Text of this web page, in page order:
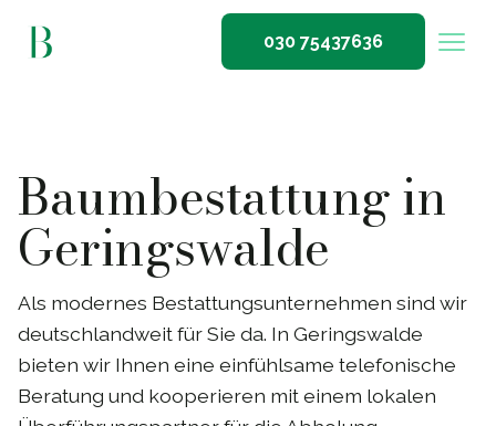
030 75437636
Baumbestattung in
Geringswalde
Als modernes Bestattungsunternehmen sind wir
deutschlandweit für Sie da. In Geringswalde
bieten wir Ihnen eine einfühlsame telefonische
Beratung und kooperieren mit einem lokalen